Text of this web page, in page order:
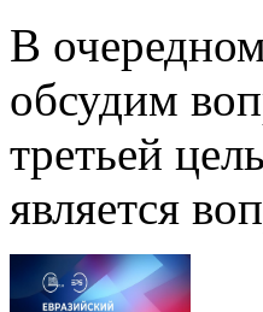
В
обсудим
третьей
является